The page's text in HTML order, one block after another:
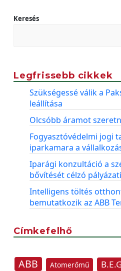
Keresés
Legfrissebb cikkek
Szükségessé válik a
leállítása
Olcsóbb áramot
Fogyasztóvédelmi jogi
iparkamara a
Iparági konzultáció a
bővítését célzó
Intelligens töltés
bemutatkozik az ABB
Címkefelhő
ABB Atomerőmű